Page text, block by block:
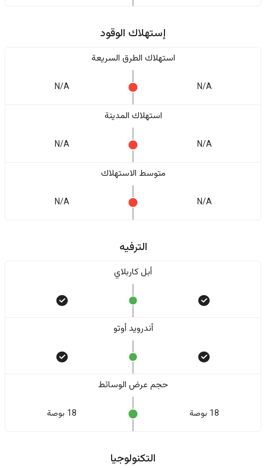
إستهلاك الوقود
استهلاك الطرق السريعة
N/A
N/A
استهلاك المدينة
N/A
N/A
متوسط الاستهلاك
N/A
N/A
الترفيه
أبل كاربلاي
أندرويد أوتو
حجم عرض الوسائط
18 بوصة 18 بوصة
التكنولوجيا